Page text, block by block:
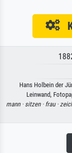
Hans Holbein der
Leinwand,
mann · sitzen · frau ·